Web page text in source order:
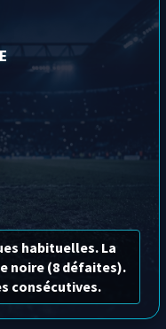
habituelles. La
noire (8 défaites).
consécutives.